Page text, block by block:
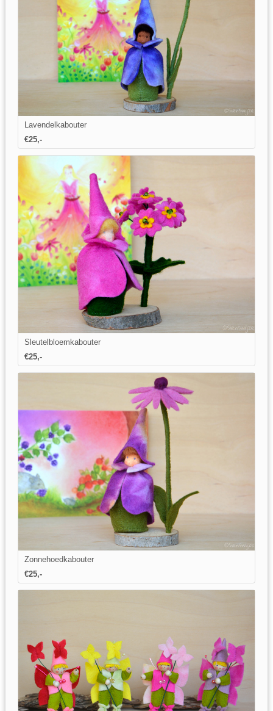
Lavendelkabouter
€25,-
Sleutelbloemkabouter
€25,-
Zonnehoedkabouter
€25,-